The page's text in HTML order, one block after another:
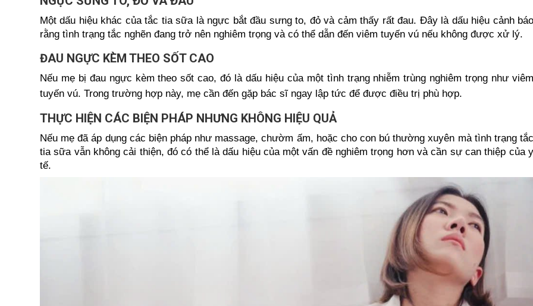
Một dấu hiệu khác của tắc tia sữa là ngực bắt đầu sưng to, đỏ và cảm thấy rất đau. Đây là dấu hiệu cảnh báo
rằng tình trạng tắc nghẽn đang trở nên nghiêm trọng và có thể dẫn đến viêm tuyến vú nếu không được xử lý.
ĐAU NGỰC KÈM THEO SỐT CAO
Nếu mẹ bị đau ngực kèm theo sốt cao, đó là dấu hiệu của một tình trạng nhiễm trùng nghiêm trọng như viêm
tuyến vú. Trong trường hợp này, mẹ cần đến gặp bác sĩ ngay lập tức để được điều trị phù hợp.
THỰC HIỆN CÁC BIỆN PHÁP NHƯNG KHÔNG HIỆU QUẢ
Nếu mẹ đã áp dụng các biện pháp như massage, chườm ấm, hoặc cho con bú thường xuyên mà tình trạng tắc
tia sữa vẫn không cải thiện, đó có thể là dấu hiệu của một vấn đề nghiêm trọng hơn và cần sự can thiệp của y
tế.